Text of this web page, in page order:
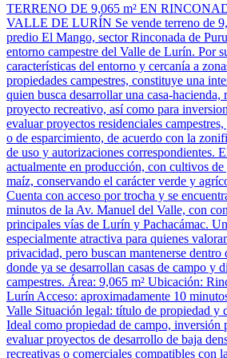
TERRENO DE 9,065 m² EN
VALLE DE LURÍN Se vende terreno de
predio El Mango, sector Rinconada de
entorno campestre del Valle de Lurín. Por
características del entorno y cercanía a
propiedades campestres, constituye una
quien busca desarrollar una casa-hacienda,
proyecto recreativo, así como para
evaluar proyectos residenciales
o de esparcimiento, de acuerdo con la
de uso y autorizaciones correspondientes.
actualmente en producción, con cultivos
maíz, conservando el carácter verde y
Cuenta con acceso por trocha y se
minutos de la Av. Manuel del Valle, con
principales vías de Lurín y Pachacámac.
especialmente atractiva para quienes
privacidad, pero buscan mantenerse
donde ya se desarrollan casas de campo y
campestres. Área: 9,065 m² Ubicación:
Lurín Acceso: aproximadamente 10
Valle Situación legal: título de propiedad y
Ideal como propiedad de campo, inversión
evaluar proyectos de desarrollo de baja
recreativas o comerciales compatibles con